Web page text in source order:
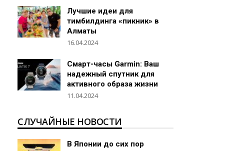
Лучшие идеи для
тимбилдинга «пикник» в
Алматы
16.04.2024
Смарт-часы Garmin: Ваш
надежный спутник для
активного образа жизни
11.04.2024
СЛУЧАЙНЫЕ НОВОСТИ
В Японии до сих пор